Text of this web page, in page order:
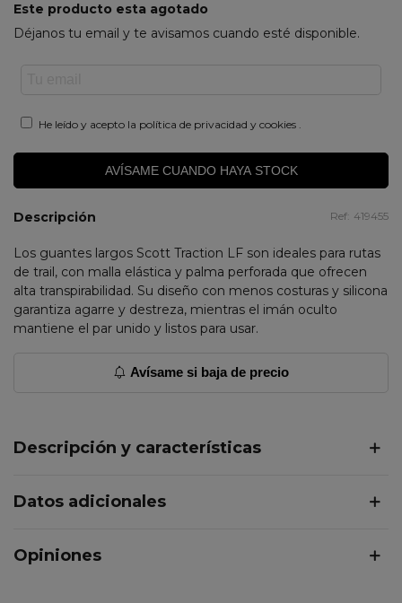
Este producto esta agotado
Déjanos tu email y te avisamos cuando esté disponible.
He leído y acepto la política de privacidad y cookies .
AVÍSAME CUANDO HAYA STOCK
Descripción Ref: 419455
Los guantes largos Scott Traction LF son ideales para rutas
de trail, con malla elástica y palma perforada que ofrecen
alta transpirabilidad. Su diseño con menos costuras y silicona
garantiza agarre y destreza, mientras el imán oculto
mantiene el par unido y listos para usar.
Avísame si baja de precio
Descripción y características
Datos adicionales
Opiniones